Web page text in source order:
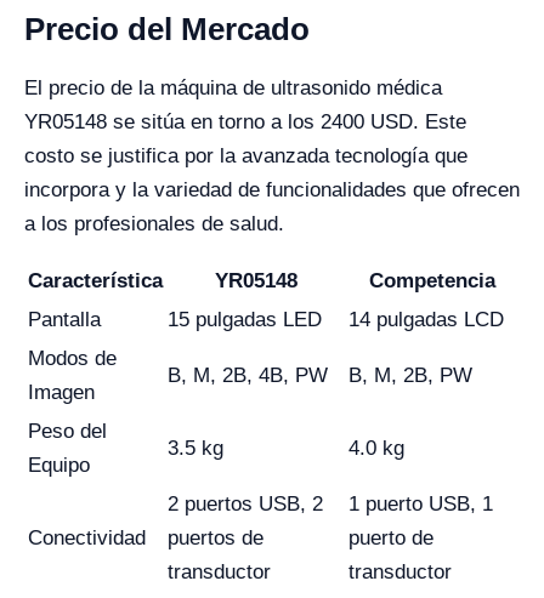
Precio del Mercado
El precio de la máquina de ultrasonido médica
YR05148 se sitúa en torno a los 2400 USD. Este
costo se justifica por la avanzada tecnología que
incorpora y la variedad de funcionalidades que ofrecen
a los profesionales de salud.
Característica YR05148
Competencia
Pantalla
15 pulgadas LED
14 pulgadas LCD
Modos de
Imagen
B, M, 2B, 4B, PW B, M, 2B, PW
Peso del
Equipo
3.5 kg 4.0 kg
Conectividad
2 puertos USB, 2
puertos de
transductor
1 puerto USB, 1
puerto de
transductor